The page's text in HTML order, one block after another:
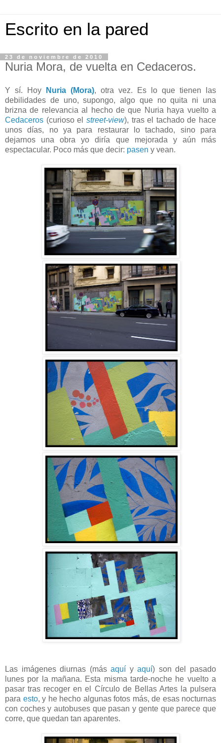
Escrito en la pared
23 de noviembre de 2010
Nuria Mora, de vuelta en Cedaceros.
Y sí. Hoy Nuria (Mora), otra vez. Es lo que tienen las
debilidades de uno, supongo, algo que no quita ni una
brizna de relevancia al hecho de que Nuria haya vuelto a
Cedaceros (curioso el street-view), tras el tachado de hace
unos días, no ya para restaurar lo tachado, sino para
dejarnos una obra yo diría que mejorada y aún más
espectacular. Poco más que decir: pasen y vean.
Las imágenes diurnas (másaquí yaquí) son del pasado
lunes por la mañana. Esta misma tarde-noche he vuelto a
pasar tras recoger en el Círculo de Bellas Artes la pulsera
para esto, y he hecho algunas fotos más, de esas nocturnas
con coches y autobuses que pasan y gente que parece que
corre, que quedan tan aparentes.